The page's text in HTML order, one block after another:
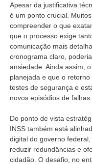
Apesar da justificativa
é um ponto crucial.
compreender o que
que o processo exige
comunicação mais
cronograma claro,
ansiedade. Ainda assim,
planejada e que o
testes de segurança e
novos episódios de
Do ponto de vista
INSS também está
digital do governo
reduzir redundâncias e
cidadão. O desafio, no